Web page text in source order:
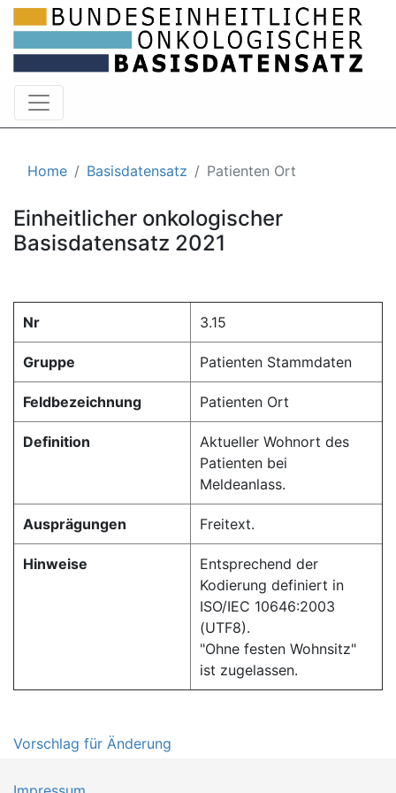
Home Basisdatensatz Patienten Ort
Einheitlicher onkologischer
Basisdatensatz 2021
Nr 3.15
Gruppe Patienten Stammdaten
Feldbezeichnung Patienten Ort
Definition
Aktueller Wohnort des
Patienten bei
Meldeanlass.
Ausprägungen Freitext.
Hinweise
Entsprechend der
Kodierung definiert in
ISO/IEC 10646:2003
(UTF8).
"Ohne festen Wohnsitz"
ist zugelassen.
Vorschlag für Änderung